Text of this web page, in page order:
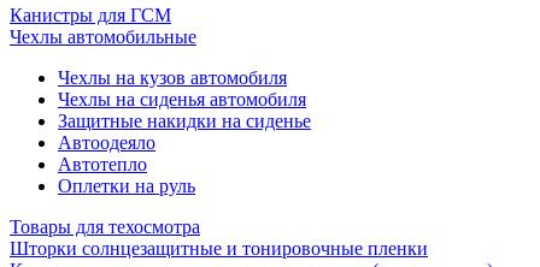
Канистры для ГСМ
Чехлы автомобильные
Чехлы на кузов автомобиля
Чехлы на сиденья автомобиля
Защитные накидки на сиденье
Автоодеяло
Автотепло
Оплетки на руль
Товары для техосмотра
Шторки солнцезащитные и тонировочные пленки